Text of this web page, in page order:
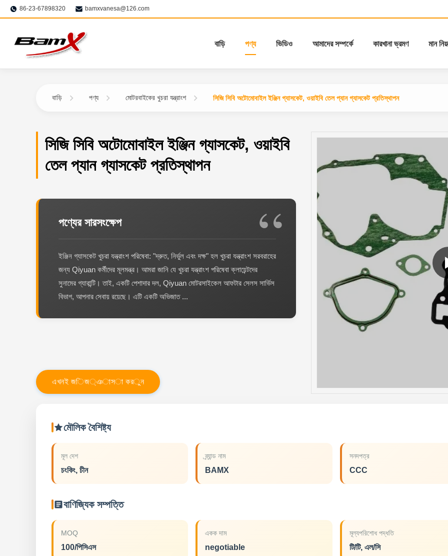
86-23-67898320 bamxvanesa@126.com
বাড়ি পণ্য ভিডিও আমাদের সম্পর্কে কারখানা ভ্রমণ মান
বাড়ি পণ্য মোটরবাইকের খুচরা যন্ত্রাংশ সিজি সিবি অটোমোবাইল ইঞ্জিন গ্যাসকেট, ওয়াইবি তেল প্যান গ্যাসকেট প্রতিস্থাপন
সিজি সিবি অটোমোবাইল ইঞ্জিন গ্যাসকেট, ওয়াইবি
তেল প্যান গ্যাসকেট প্রতিস্থাপন
পণ্যের সারসংক্ষেপ
ইঞ্জিন গ্যাসকেট খুচরা যন্ত্রাংশ পরিষেবা: "দ্রুত, নির্ভুল এবং দক্ষ" হল খুচরা যন্ত্রাংশ সরবরাহের
জন্য Qiyuan কর্মীদের মূলমন্ত্র। আমরা জানি যে খুচরা যন্ত্রাংশ পরিষেবা ক্লায়েন্টদের
সুনামের গ্যারান্টি। তাই, একটি পেশাদার দল, Qiyuan মোটরসাইকেল আফটার সেলস সার্ভিস
বিভাগ, আপনার সেবায় রয়েছে। এটি একটি অভিজাত ...
এখনই জিজ্ঞাসা করুন
মৌলিক বৈশিষ্ট্য
মূল দেশ
চংকিং, চীন
ব্র্যান্ড নাম
BAMX
সনদপত্র
CCC
বাণিজ্যিক সম্পত্তি
MOQ
100/পিসিএস
একক দাম
negotiable
মূল্যপরিশোধ পদ্ধতি
টি/টি, এল/সি